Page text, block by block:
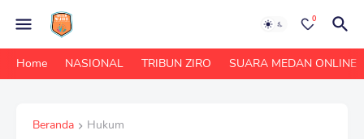
0
Home NASIONAL TRIBUN ZIRO SUARA MEDAN ONLINE
Beranda Hukum